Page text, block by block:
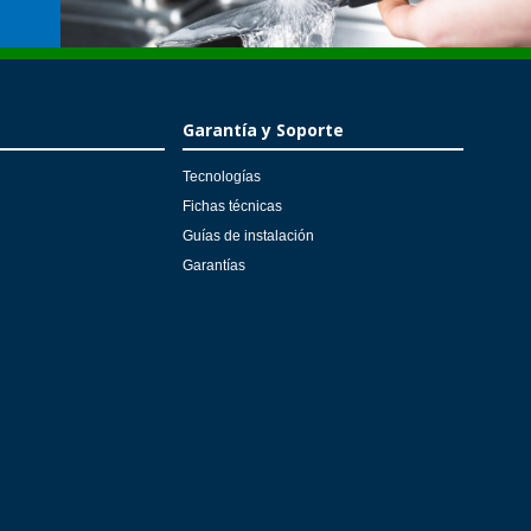
Garantía y Soporte
Tecnologías
Fichas técnicas
Guías de instalación
Garantías